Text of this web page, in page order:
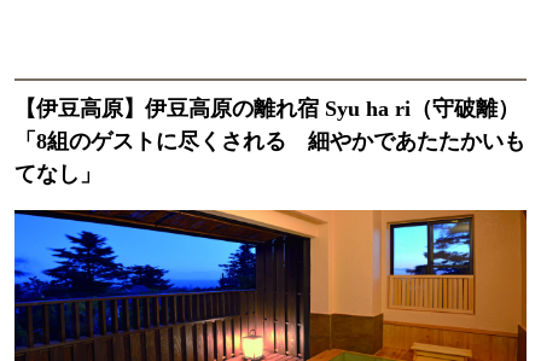
【伊豆高原】伊豆高原の離れ宿 Syu ha ri（守破離）
「8組のゲストに尽くされる 細やかであたたかいも
てなし」